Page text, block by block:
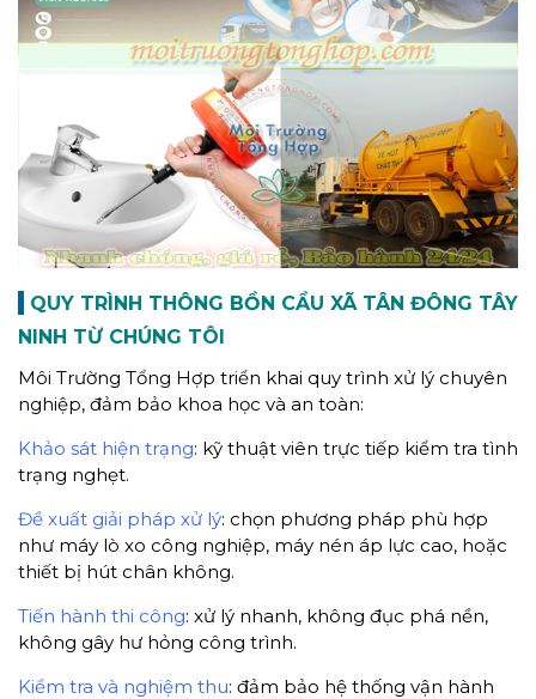
QUY TRÌNH THÔNG BỒN CẦU XÃ TÂN ĐÔNG TÂY
NINH TỪ CHÚNG TÔI
Môi Trường Tổng Hợp triển khai quy trình xử lý chuyên
nghiệp, đảm bảo khoa học và an toàn:
Khảo sát hiện trạng: kỹ thuật viên trực tiếp kiểm tra tình
trạng nghẹt.
Đề xuất giải pháp xử lý: chọn phương pháp phù hợp
như máy lò xo công nghiệp, máy nén áp lực cao, hoặc
thiết bị hút chân không.
Tiến hành thi công: xử lý nhanh, không đục phá nền,
không gây hư hỏng công trình.
Kiểm tra và nghiệm thu: đảm bảo hệ thống vận hành